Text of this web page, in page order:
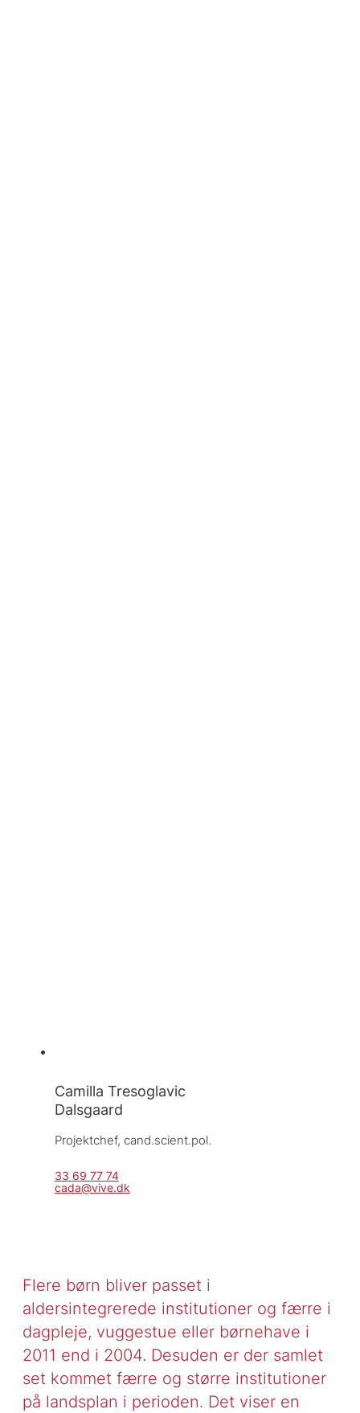
Camilla Tresoglavic
Dalsgaard
Projektchef, cand.scient.pol.
33 69 77 74
cada@vive.dk
Flere børn bliver passet i
aldersintegrerede institutioner og færre i
dagpleje, vuggestue eller børnehave i
2011 end i 2004. Desuden er der samlet
set kommet færre og større institutioner
på landsplan i perioden. Det viser en